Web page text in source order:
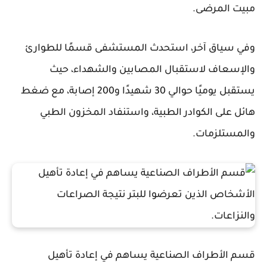
مبيت المرضى.
وفي سياق آخر، استحدث المستشفى قسمًا للطوارئ
والإسعاف لاستقبال المصابين والشهداء، حيث
يستقبل يوميًا حوالي 30 شهيدًا و200 إصابة، مع ضغط
هائل على الكوادر الطبية، واستنفاد المخزون الطبي
والمستلزمات.
قسم الأطراف الصناعية يساهم في إعادة تأهيل